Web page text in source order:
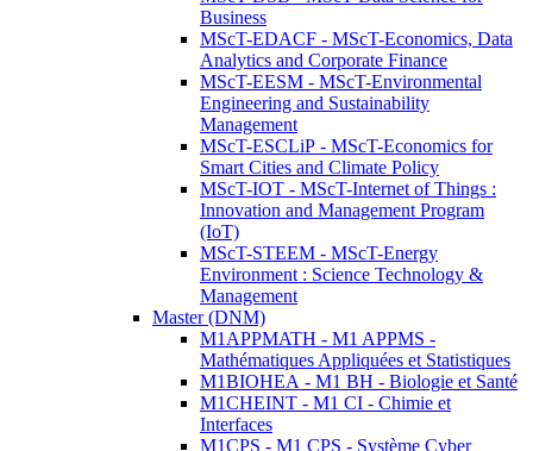
Business
MScT-EDACF - MScT-Economics, Data
Analytics and Corporate Finance
MScT-EESM - MScT-Environmental
Engineering and Sustainability
Management
MScT-ESCLiP - MScT-Economics for
Smart Cities and Climate Policy
MScT-IOT - MScT-Internet of Things :
Innovation and Management Program
(IoT)
MScT-STEEM - MScT-Energy
Environment : Science Technology &
Management
Master (DNM)
M1APPMATH - M1 APPMS -
Mathématiques Appliquées et Statistiques
M1BIOHEA - M1 BH - Biologie et Santé
M1CHEINT - M1 CI - Chimie et
Interfaces
M1CPS - M1 CPS - Système Cyber